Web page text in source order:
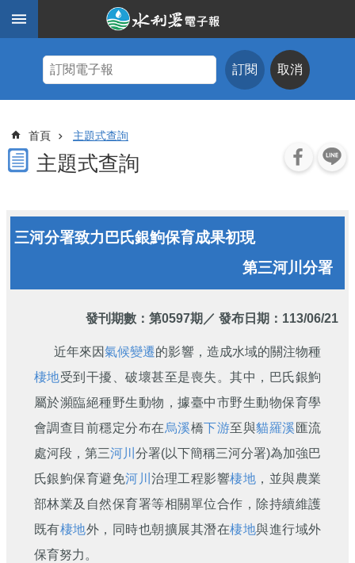
跳到主要內容區塊
題
式
查
期
報
訂閱 取消
首頁 主題式查詢
主題式查詢
三河分署致力巴氏銀鮈保育成果初現
第三河川分署
發刊期數： 第0597期 ／ 發布日期：113/06/21
近年來因氣候變遷的影響，造成水域的關注物種
棲地受到干擾、破壞甚至是喪失。其中，巴氏銀鮈
屬於瀕臨絕種野生動物，據臺中市野生動物保育學
會調查目前穩定分布在烏溪橋下游至與貓羅溪 匯流
處河段，第三河川 分署(以下簡稱三河分署)為加強巴
氏銀鮈保育避免河川治理工程影響棲地 ，並與農業
部林業及自然保育署等相關單位合作，除持續維護
既有棲地外，同時也朝擴展其潛在棲地與進行域外
保育努力。